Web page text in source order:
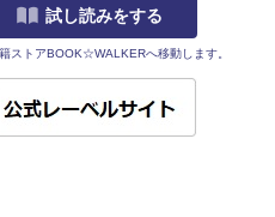
試し読みをする
ストアBOOK☆WALKERへ移動します。